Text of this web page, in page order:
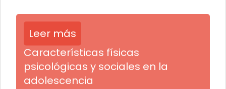
Leer más
Características físicas
psicológicas y sociales en la
adolescencia